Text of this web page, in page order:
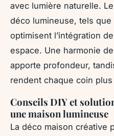
avec lumière naturelle.
déco lumineuse, tels
optimisent l’intégration
espace. Une harmonie
apporte profondeur,
rendent chaque coin plus
Conseils DIY et
une maison lumineuse
La déco maison créative